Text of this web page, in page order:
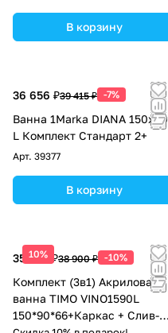
В корзину
36 656 ₽39 415 ₽ -7%
Ванна 1Marka DIANA 150x90
L Комплект Стандарт 2+
Арт. 39377
В корзину
10%
35 010 ₽38 900 ₽ -10%
Комплект (3в1) Акриловая
ванна TIMO VINO1590L
150*90*66+Каркас + Слив-